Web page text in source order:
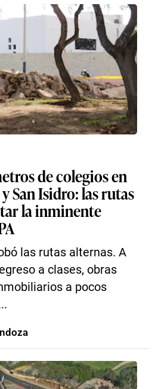
de colegios en
San Isidro: las rutas
la inminente
las rutas alternas. A
a clases, obras
a pocos